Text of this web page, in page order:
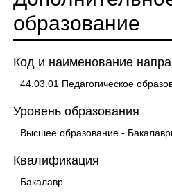
образование
Код и наименование
44.03.01 Педагогическое
Уровень образования
Высшее образование -
Квалификация
Бакалавр